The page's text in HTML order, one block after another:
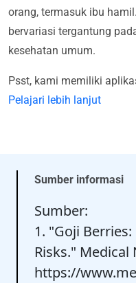
orang, termasuk ibu
bervariasi tergantung
kesehatan umum.
Psst, kami memiliki
Pelajari lebih lanjut
Sumber informasi
Sumber:
1. "Goji
Risks." Medical
https://